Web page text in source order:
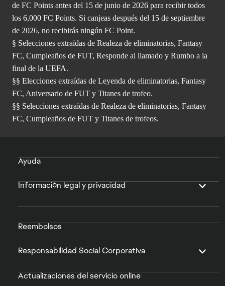
de FC Points antes del 15 de junio de 2026 para recibir todos
los 6,000 FC Points. Si canjeas después del 15 de septiembre
de 2026, no recibirás ningún FC Point.
§ Selecciones extraídas de Realeza de eliminatorias, Fantasy
FC, Cumpleaños de FUT, Responde al llamado y Rumbo a la
final de la UEFA.
§§ Elecciones extraídas de Leyenda de eliminatorias, Fantasy
FC, Aniversario de FUT y Titanes de trofeo.
§§ Selecciones extraídas de Realeza de eliminatorias, Fantasy
FC, Cumpleaños de FUT y Titanes de trofeos.
Ayuda
Información legal y privacidad
Reembolsos
Responsabilidad Social Corporativa
Actualizaciones del servicio online